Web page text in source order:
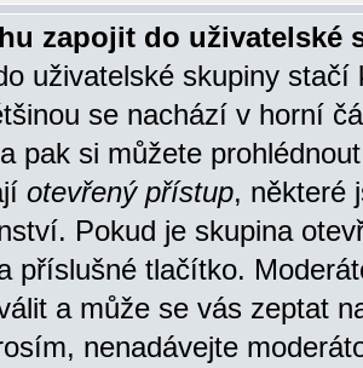
zapojit do uživatelské
uživatelské skupiny
se nachází v horní
pak si můžete
otevřený přístup, některé
Pokud je skupina
příslušné tlačítko.
a může se vás zeptat
nenadávejte